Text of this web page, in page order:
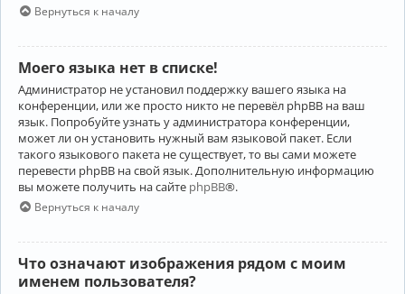
Вернуться к началу
Моего языка нет в списке!
Администратор не установил поддержку вашего языка на
конференции, или же просто никто не перевёл phpBB на ваш
язык. Попробуйте узнать у администратора конференции,
может ли он установить нужный вам языковой пакет. Если
такого языкового пакета не существует, то вы сами можете
перевести phpBB на свой язык. Дополнительную информацию
вы можете получить на сайте phpBB®.
Вернуться к началу
Что означают изображения рядом с моим
именем пользователя?